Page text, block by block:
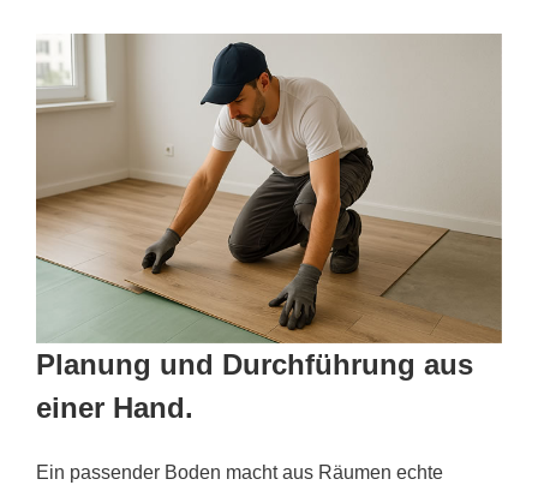
Planung und Durchführung aus
einer Hand.
Ein passender Boden macht aus Räumen echte